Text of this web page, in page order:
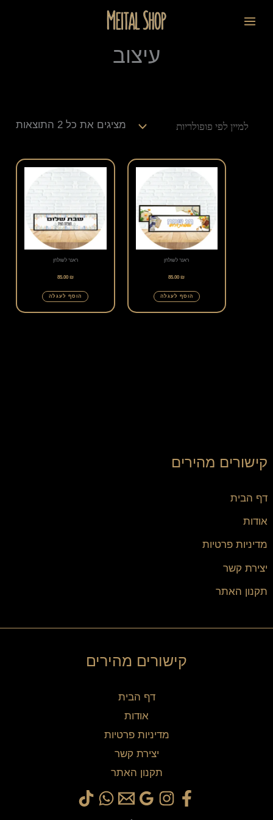
לתוכן
עיצוב
קישורים מהירים
דף הבית
אודות
מדיניות פרטיות
יצירת קשר
תקנון האתר
מציגים את כל ⁦2⁩ התוצאות
ראנר לשולחן
85.00₪
הוסף לעגלה
ראנר לשולחן
85.00 ₪
הוסף לעגלה
קישורים מהירים
דף הבית
אודות
מדיניות פרטיות
יצירת קשר
תקנון האתר